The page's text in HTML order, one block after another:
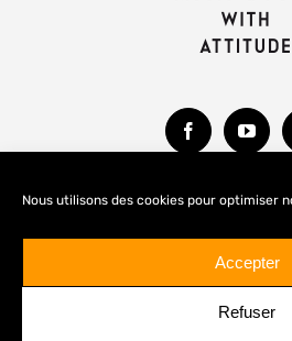
Nous utilisons des cookies pour optimiser
Accepter
Refuser
MENTIONS